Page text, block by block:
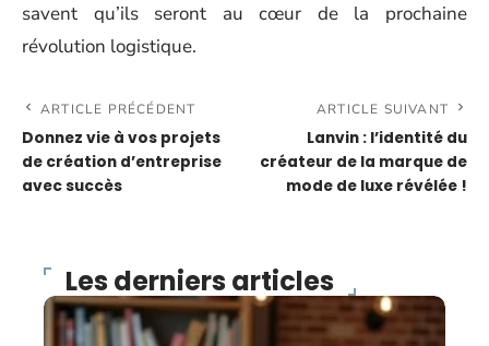
savent qu’ils seront au cœur de la prochaine
révolution logistique.
ARTICLE PRÉCÉDENT
Donnez vie à vos projets
de création d’entreprise
avec succès
ARTICLE SUIVANT
Lanvin : l’identité du
créateur de la marque de
mode de luxe révélée !
Les derniers articles